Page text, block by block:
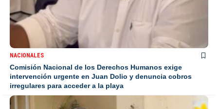
NACIONALES
Comisión Nacional de los Derechos Humanos exige
intervención urgente en Juan Dolio y denuncia cobros
irregulares para acceder a la playa